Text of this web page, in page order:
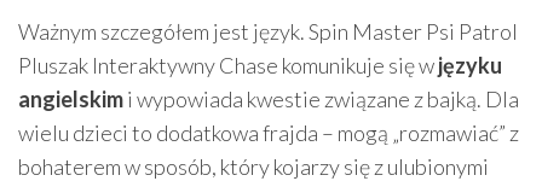
Ważnym szczegółem jest język. Spin Master Psi Patrol
Pluszak Interaktywny Chase komunikuje się wjęzyku
angielskimi wypowiada kwestie związane z bajką. Dla
wielu dzieci to dodatkowa frajda – mogą „rozmawiać” z
bohaterem w sposób, który kojarzy się z ulubionymi